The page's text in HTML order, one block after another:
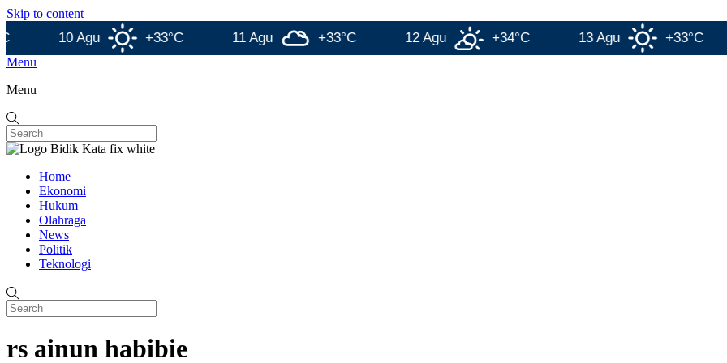
Skip to content
10 Agu +33°C 11 Agu +33°C 12 Agu +34°C 13 Agu +33°C
Menu
Menu
Home
Ekonomi
Hukum
Olahraga
News
Politik
Teknologi
rs ainun habibie